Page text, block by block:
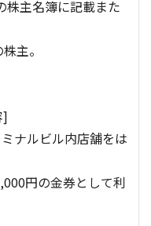
主名簿に記載また
主。
]
ナルビル内店舗をは
円の金券として利